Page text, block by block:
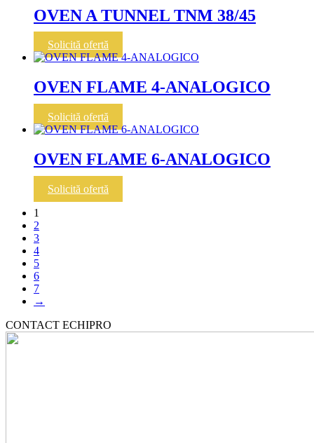
OVEN A TUNNEL TNM 38/45
Solicită ofertă
OVEN FLAME 4-ANALOGICO
Solicită ofertă
OVEN FLAME 6-ANALOGICO
Solicită ofertă
1
2
3
4
5
6
7
→
CONTACT ECHIPRO